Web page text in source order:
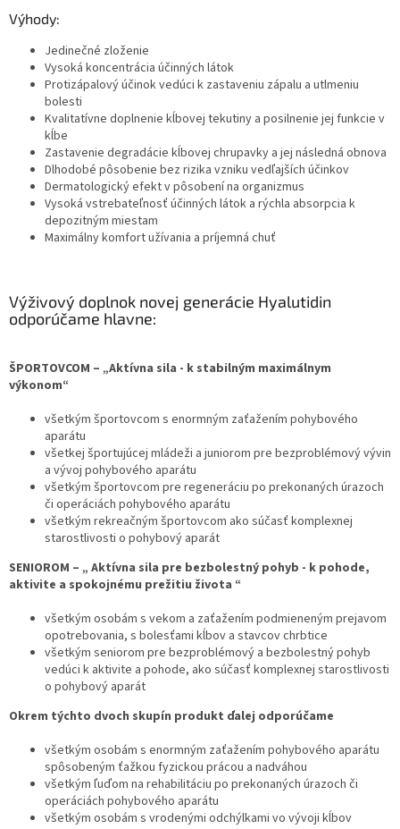
Výhody:
Jedinečné zloženie
Vysoká koncentrácia účinných látok
Protizápalový účinok vedúci k zastaveniu zápalu a utlmeniu
bolesti
Kvalitatívne doplnenie kĺbovej tekutiny a posilnenie jej funkcie v
kĺbe
Zastavenie degradácie kĺbovej chrupavky a jej následná obnova
Dlhodobé pôsobenie bez rizika vzniku vedľajších účinkov
Dermatologický efekt v pôsobení na organizmus
Vysoká vstrebateľnosť účinných látok a rýchla absorpcia k
depozitným miestam
Maximálny komfort užívania a príjemná chuť
Výživový doplnok novej generácie Hyalutidin
odporúčame hlavne:
ŠPORTOVCOM – „Aktívna sila - k stabilným maximálnym
výkonom“
všetkým športovcom s enormným zaťažením pohybového
aparátu
všetkej športujúcej mládeži a juniorom pre bezproblémový vývin
a vývoj pohybového aparátu
všetkým športovcom pre regeneráciu po prekonaných úrazoch
či operáciách pohybového aparátu
všetkým rekreačným športovcom ako súčasť komplexnej
starostlivosti o pohybový aparát
SENIOROM – „ Aktívna sila pre bezbolestný pohyb - k pohode,
aktivite a spokojnému prežitiu života “
všetkým osobám s vekom a zaťažením podmieneným prejavom
opotrebovania, s bolesťami kĺbov a stavcov chrbtice
všetkým seniorom pre bezproblémový a bezbolestný pohyb
vedúci k aktivite a pohode, ako súčasť komplexnej starostlivosti
o pohybový aparát
Okrem týchto dvoch skupín produkt ďalej odporúčame
všetkým osobám s enormným zaťažením pohybového aparátu
spôsobeným ťažkou fyzickou prácou a nadváhou
všetkým ľuďom na rehabilitáciu po prekonaných úrazoch či
operáciách pohybového aparátu
všetkým osobám s vrodenými odchýlkami vo vývoji kĺbov